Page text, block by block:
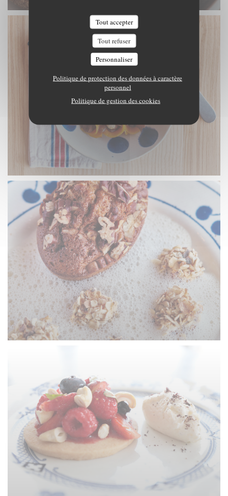
Tout accepter
Tout refuser
Personnaliser
Politique de protection des données à caractère
personnel
Politique de gestion des cookies